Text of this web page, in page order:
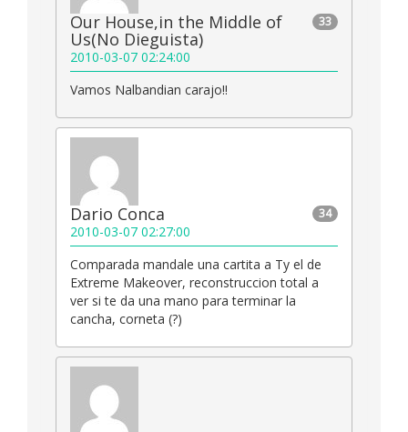
33
Our House,in the Middle of
Us(No Dieguista)
2010-03-07 02:24:00
Vamos Nalbandian carajo!!
34
Dario Conca
2010-03-07 02:27:00
Comparada mandale una cartita a Ty el de
Extreme Makeover, reconstruccion total a
ver si te da una mano para terminar la
cancha, corneta (?)